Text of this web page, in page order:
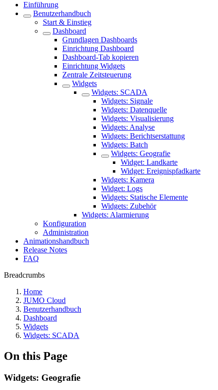
Einführung
Benutzerhandbuch
Start & Einstieg
Dashboard
Grundlagen Dashboards
Einrichtung Dashboard
Dashboard-Tab kopieren
Einrichtung Widgets
Zentrale Zeitsteuerung
Widgets
Widgets: SCADA
Widgets: Signale
Widgets: Datenquelle
Widgets: Visualisierung
Widgets: Analyse
Widgets: Berichtserstattung
Widgets: Batch
Widgets: Geografie
Widget: Landkarte
Widget: Ereignispfadkarte
Widgets: Kamera
Widget: Logs
Widgets: Statische Elemente
Widgets: Zubehör
Widgets: Alarmierung
Konfiguration
Administration
Animationshandbuch
Release Notes
FAQ
Breadcrumbs
Home
JUMO Cloud
Benutzerhandbuch
Dashboard
Widgets
Widgets: SCADA
On this Page
Widgets: Geografie